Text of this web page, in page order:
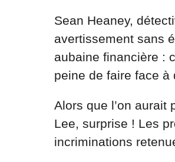
Sean Heaney,
avertissement sans
aubaine financière :
peine de faire face
Alors que l’on aurait
Lee, surprise ! Les
incriminations